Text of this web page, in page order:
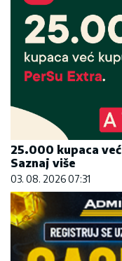
25.000 kupaca
Saznaj više
03. 08. 2026 07:31